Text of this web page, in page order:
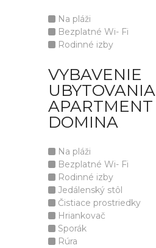
Na pláži
Bezplatné Wi- Fi
Rodinné izby
VYBAVENIE
UBYTOVANIA
APARTMENT
DOMINA
Na pláži
Bezplatné Wi- Fi
Rodinné izby
Jedálenský stôl
Čistiace prostriedky
Hriankovač
Sporák
Rúra